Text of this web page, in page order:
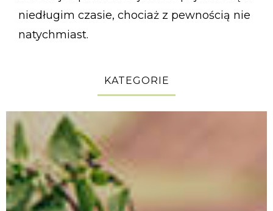
niedługim czasie, chociaż z pewnością nie
natychmiast.
KATEGORIE